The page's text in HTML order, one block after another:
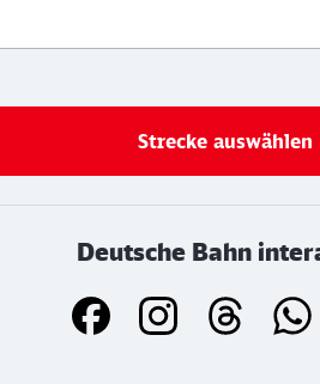
Strecke auswählen
Deutsche Bahn